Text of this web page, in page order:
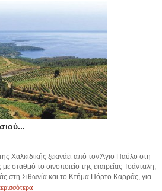
Χαλκιδικής ξεκινάει από τον Άγιο Παύλο στη
σταθμό το οινοποιείο της εταιρείας Τσάνταλη,
στη Σιθωνία και το Κτήμα Πόρτο Καρράς, για